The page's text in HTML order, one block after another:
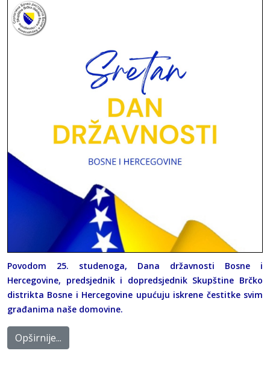
Povodom 25. studenoga, Dana državnosti Bosne i
Hercegovine, predsjednik i dopredsjednik Skupštine Brčko
distrikta Bosne i Hercegovine upućuju iskrene čestitke svim
građanima naše domovine.
Opširnije...